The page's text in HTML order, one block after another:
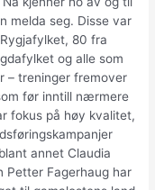
melda seg. Disse var
80 fra
og alle som
– treninger fremover
før inntill nærmere
fokus på høy kvalitet,
annet Claudia
Petter Fagerhaug har